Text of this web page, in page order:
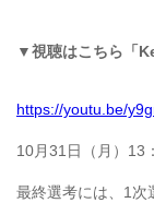
▼視聴はこちら「
https://youtu.be/
10月31日（月）13
最終選考には、1次